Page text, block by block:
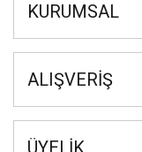
KURUMSAL
ALIŞVERİŞ
ÜYELİK